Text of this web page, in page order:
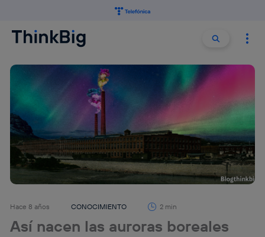
Buscar
Hace 8 años CONOCIMIENTO 2 min
Así nacen las auroras boreales